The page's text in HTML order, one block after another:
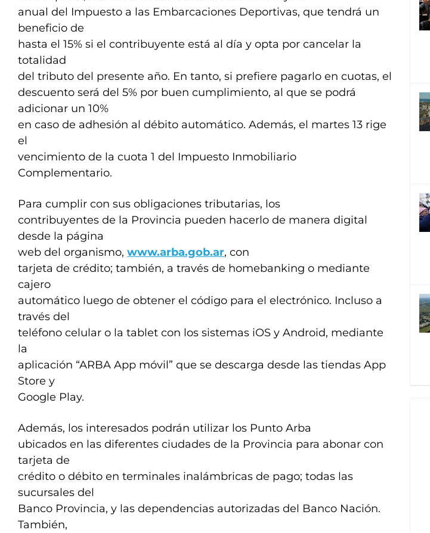
anual del Impuesto a las Embarcaciones Deportivas, que tendrá un
beneficio de
hasta el 15% si el contribuyente está al día y opta por cancelar la
totalidad
del tributo del presente año. En tanto, si prefiere pagarlo en cuotas, el
descuento será del 5% por buen cumplimiento, al que se podrá
adicionar un 10%
en caso de adhesión al débito automático. Además, el martes 13 rige
el
vencimiento de la cuota 1 del Impuesto Inmobiliario
Complementario.
Para cumplir con sus obligaciones tributarias, los
contribuyentes de la Provincia pueden hacerlo de manera digital
desde la página
web del organismo, www.arba.gob.ar, con
tarjeta de crédito; también, a través de homebanking o mediante
cajero
automático luego de obtener el código para el electrónico. Incluso a
través del
teléfono celular o la tablet con los sistemas iOS y Android, mediante
la
aplicación “ARBA App móvil” que se descarga desde las tiendas App
Store y
Google Play.
Además, los interesados podrán utilizar los Punto Arba
ubicados en las diferentes ciudades de la Provincia para abonar con
tarjeta de
crédito o débito en terminales inalámbricas de pago; todas las
sucursales del
Banco Provincia, y las dependencias autorizadas del Banco Nación.
También,